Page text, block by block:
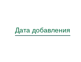
Дата добавления